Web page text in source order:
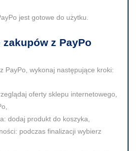
jest gotowe do użytku.
z PayPo
PayPo, wykonaj następujące kroki:
oferty sklepu internetowego,
: dodaj produkt do koszyka,
: podczas finalizacji wybierz